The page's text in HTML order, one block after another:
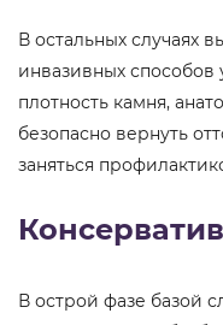
В остальных случаях
инвазивных способов
плотность камня,
безопасно вернуть
заняться
В острой фазе базой